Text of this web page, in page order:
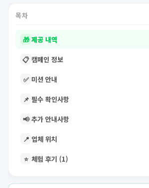
목차
🎁 제공 내역
📋 캠페인 정보
✅ 미션 안내
📌 필수 확인사항
📢 추가 안내사항
📍 업체 위치
⭐ 체험 후기 (1)